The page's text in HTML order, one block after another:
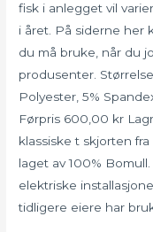
fisk i anlegget vil
i året. På siderne her
du må bruke, når du
produsenter.
Polyester, 5%
Førpris 600,00 kr
klassiske t skjorten
laget av 100%
elektriske
tidligere eiere har